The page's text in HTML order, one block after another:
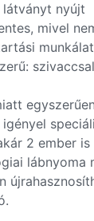
látványt nyújt
mivel
2 ember is
lábnyoma